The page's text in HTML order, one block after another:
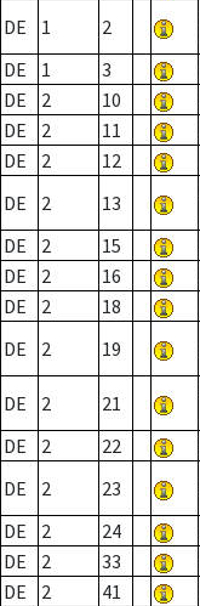
DE
1 2
DE
1 3
DE
2 10
DE
2 11
DE
2 12
DE
2 13
DE
2 15
DE
2 16
DE
2 18
DE
2 19
DE 2 21
DE
2 22
DE
2 23
DE
2 24
DE
2 33
DE
2 41